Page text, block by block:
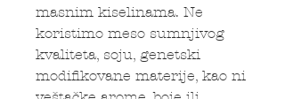
masnim kiselinama. Ne
koristimo meso sumnjivog
kvaliteta, soju, genetski
modifikovane materije, kao ni